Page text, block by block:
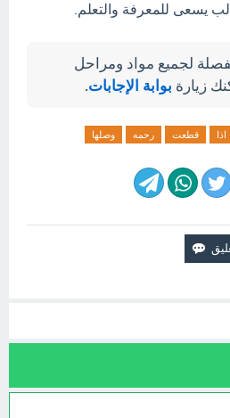
يسعى للمعرفة والتعلم.
لجميع مواد ومراحل
زيارة بوابة الإجابات.
اذا قطعت رحمه وصلها